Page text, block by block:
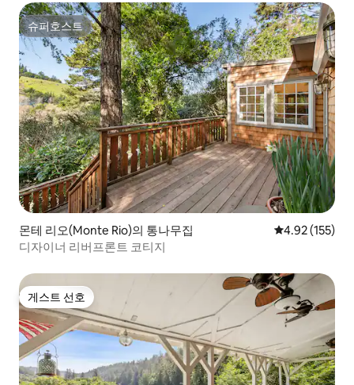
슈퍼호스트
슈퍼호스트
몬테 리오(Monte Rio)의 통나무집 평점 4.92점(5
4.92 (155)
디자이너 리버프론트 코티지
게스트 선호
게스트 선호